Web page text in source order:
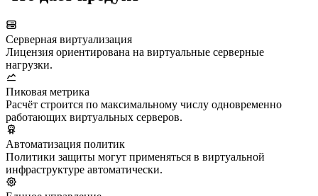
Серверная виртуализация
Лицензия ориентирована на виртуальные серверные
нагрузки.
Пиковая метрика
Расчёт строится по максимальному числу одновременно
работающих виртуальных серверов.
Автоматизация политик
Политики защиты могут применяться в виртуальной
инфраструктуре автоматически.